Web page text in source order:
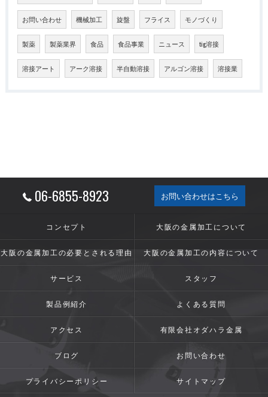
お問い合わせ 機械加工 旋盤 フライス モノづくり
製薬 製薬業界 食品 食品事業 ニュース tig溶接
溶接アート アーク溶接 半自動溶接 アルゴン溶接 溶接業
06-6855-8923 お問い合わせはこちら
コンセプト 大阪の金属加工について
大阪の金属加工の必要とされる理由 大阪の金属加工の内容について
サービス スタッフ
製品例紹介 よくある質問
アクセス 有限会社オダハラ金属
ブログ お問い合わせ
プライバシーポリシー サイトマップ